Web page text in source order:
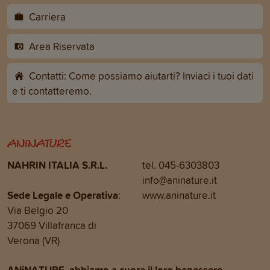
Carriera
Area Riservata
Contatti: Come possiamo aiutarti? Inviaci i tuoi dati
e ti contatteremo.
NAHRIN ITALIA S.R.L.
Sede Legale e Operativa:
Via Belgio 20
37069 Villafranca di
Verona (VR)
tel. 045-6303803
info@aninature.it
www.aninature.it